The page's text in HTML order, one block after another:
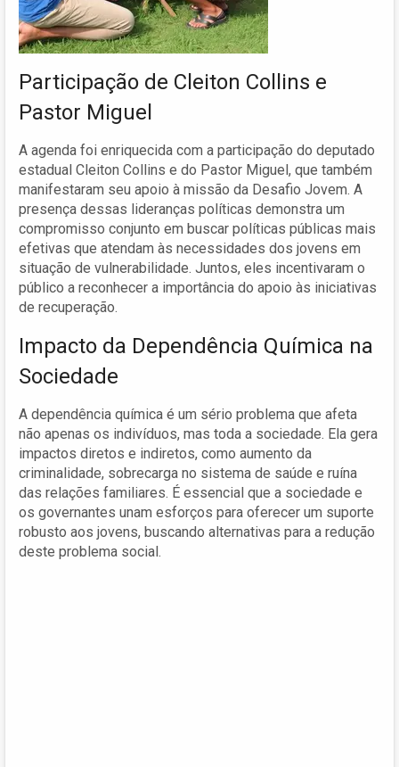
Participação de Cleiton Collins e
Pastor Miguel
A agenda foi enriquecida com a participação do deputado
estadual Cleiton Collins e do Pastor Miguel, que também
manifestaram seu apoio à missão da Desafio Jovem. A
presença dessas lideranças políticas demonstra um
compromisso conjunto em buscar políticas públicas mais
efetivas que atendam às necessidades dos jovens em
situação de vulnerabilidade. Juntos, eles incentivaram o
público a reconhecer a importância do apoio às iniciativas
de recuperação.
Impacto da Dependência Química na
Sociedade
A dependência química é um sério problema que afeta
não apenas os indivíduos, mas toda a sociedade. Ela gera
impactos diretos e indiretos, como aumento da
criminalidade, sobrecarga no sistema de saúde e ruína
das relações familiares. É essencial que a sociedade e
os governantes unam esforços para oferecer um suporte
robusto aos jovens, buscando alternativas para a redução
deste problema social.